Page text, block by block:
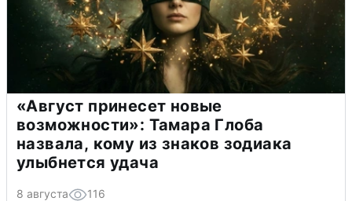
«Август принесет новые
возможности»: Тамара Глоба
назвала, кому из знаков зодиака
улыбнется удача
8 августа 116